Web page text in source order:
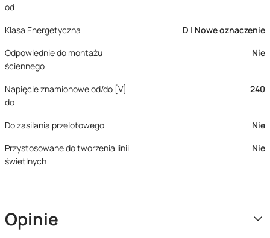
od
Klasa Energetyczna
D | Nowe oznaczenie
Odpowiednie do montażu
ściennego
Nie
Napięcie znamionowe od/do [V]
do
240
Do zasilania przelotowego
Nie
Przystosowane do tworzenia linii
świetlnych
Nie
Opinie